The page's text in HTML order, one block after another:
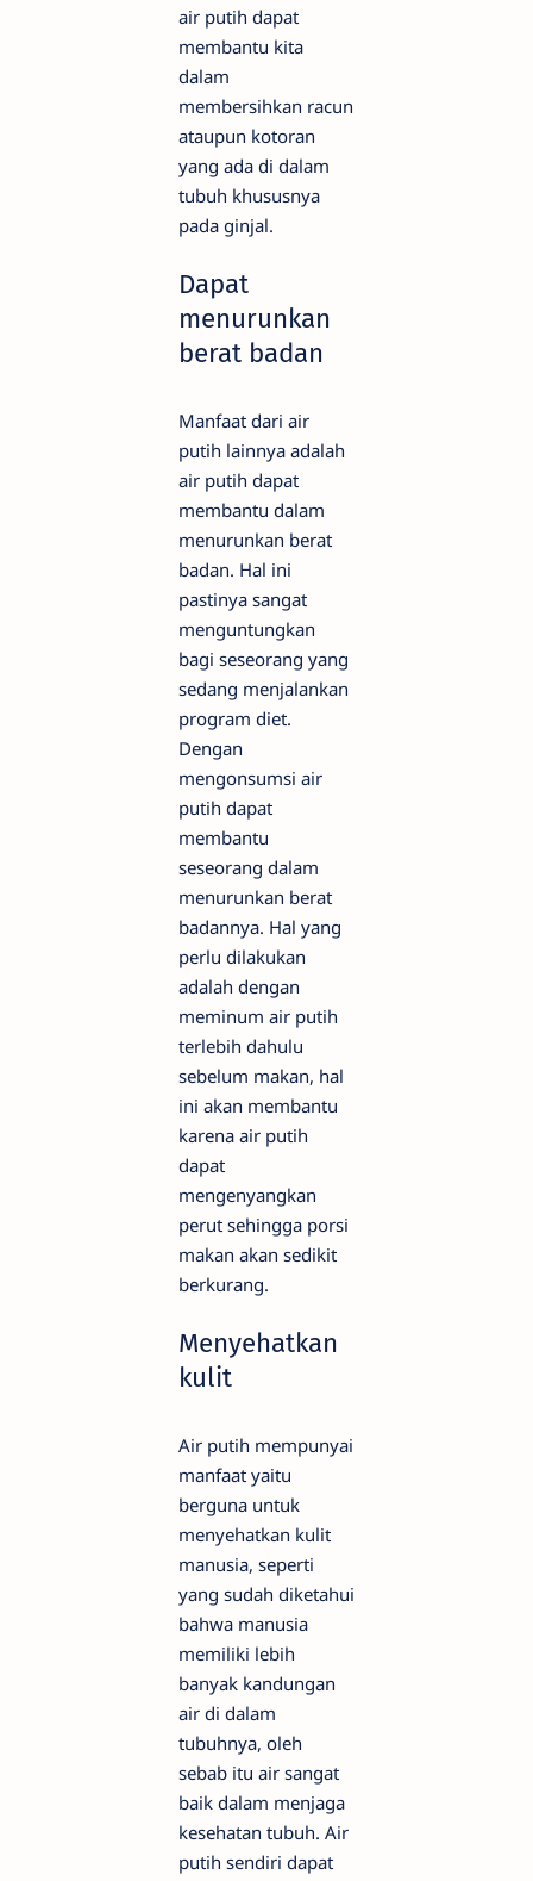
air putih dapat
membantu kita
dalam
membersihkan racun
ataupun kotoran
yang ada di dalam
tubuh khususnya
pada ginjal.
Dapat
menurunkan
berat badan
Manfaat dari air
putih lainnya adalah
air putih dapat
membantu dalam
menurunkan berat
badan. Hal ini
pastinya sangat
menguntungkan
bagi seseorang yang
sedang menjalankan
program diet.
Dengan
mengonsumsi air
putih dapat
membantu
seseorang dalam
menurunkan berat
badannya. Hal yang
perlu dilakukan
adalah dengan
meminum air putih
terlebih dahulu
sebelum makan, hal
ini akan membantu
karena air putih
dapat
mengenyangkan
perut sehingga porsi
makan akan sedikit
berkurang.
Menyehatkan
kulit
Air putih mempunyai
manfaat yaitu
berguna untuk
menyehatkan kulit
manusia, seperti
yang sudah diketahui
bahwa manusia
memiliki lebih
banyak kandungan
air di dalam
tubuhnya, oleh
sebab itu air sangat
baik dalam menjaga
kesehatan tubuh. Air
putih sendiri dapat